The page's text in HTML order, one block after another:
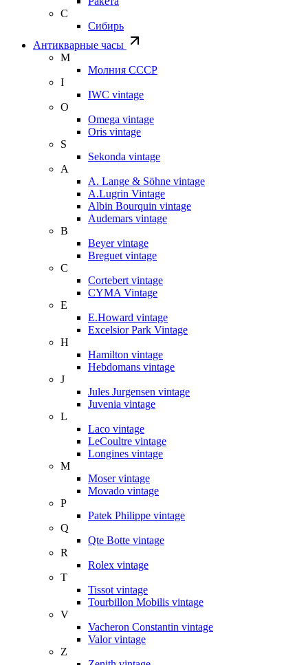
С
Сибирь
Антикварные часы
М
Молния СССР
I
IWC vintage
O
Omega vintage
Oris vintage
S
Sekonda vintage
A
A. Lange & Söhne vintage
A.Lugrin Vintage
Albin Bourquin vintage
Audemars vintage
B
Beyer vintage
Breguet vintage
C
Cortebert vintage
CYMA Vintage
E
E.Howard vintage
Excelsior Park Vintage
H
Hamilton vintage
Hebdomans vintage
J
Jules Jurgensen vintage
Juvenia vintage
L
Laco vintage
LeCoultre vintage
Longines vintage
M
Moser vintage
Movado vintage
P
Patek Philippe vintage
Q
Qte Botte vintage
R
Rolex vintage
T
Tissot vintage
Tourbillon Mobilis vintage
V
Vacheron Constantin vintage
Valor vintage
Z